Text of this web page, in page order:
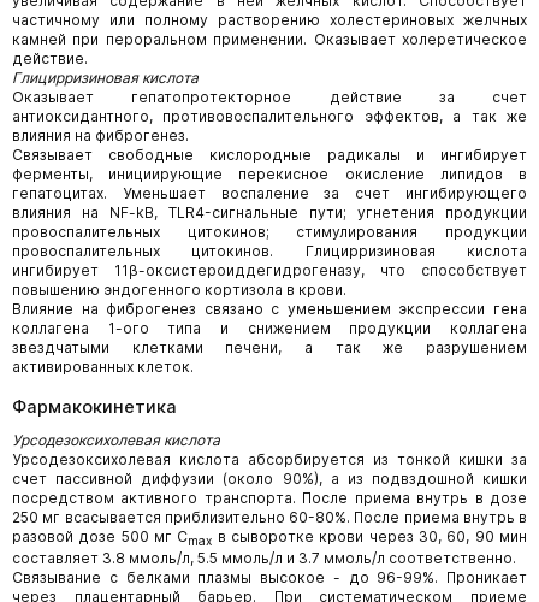
частичному или полному растворению холестериновых желчных
камней при пероральном применении. Оказывает холеретическое
действие.
Глицирризиновая кислота
Оказывает гепатопротекторное действие за счет
антиоксидантного, противовоспалительного эффектов, а так же
влияния на фиброгенез.
Связывает свободные кислородные радикалы и ингибирует
ферменты, инициирующие перекисное окисление липидов в
гепатоцитах. Уменьшает воспаление за счет ингибирующего
влияния на NF-kB, TLR4-сигнальные пути; угнетения продукции
провоспалительных цитокинов; стимулирования продукции
провоспалительных цитокинов. Глицирризиновая кислота
ингибирует 11β-оксистероиддегидрогеназу, что способствует
повышению эндогенного кортизола в крови.
Влияние на фиброгенез связано с уменьшением экспрессии гена
коллагена 1-ого типа и снижением продукции коллагена
звездчатыми клетками печени, а так же разрушением
активированных клеток.
Фармакокинетика
Урсодезоксихолевая кислота
Урсодезоксихолевая кислота абсорбируется из тонкой кишки за
счет пассивной диффузии (около 90%), а из подвздошной кишки
посредством активного транспорта. После приема внутрь в дозе
250 мг всасывается приблизительно 60-80%. После приема внутрь в
разовой дозе 500 мг Сmax в сыворотке крови через 30, 60, 90 мин
составляет 3.8 ммоль/л, 5.5 ммоль/л и 3.7 ммоль/л соответственно.
Связывание с белками плазмы высокое - до 96-99%. Проникает
через плацентарный барьер. При систематическом приеме